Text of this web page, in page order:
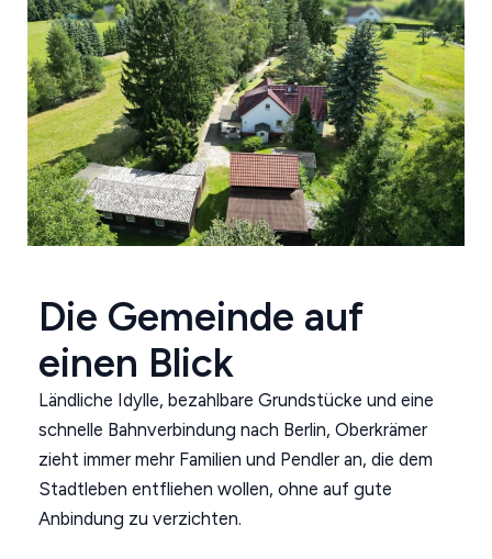
Die Gemeinde auf
einen Blick
Ländliche Idylle, bezahlbare Grundstücke und eine
schnelle Bahnverbindung nach Berlin, Oberkrämer
zieht immer mehr Familien und Pendler an, die dem
Stadtleben entfliehen wollen, ohne auf gute
Anbindung zu verzichten.